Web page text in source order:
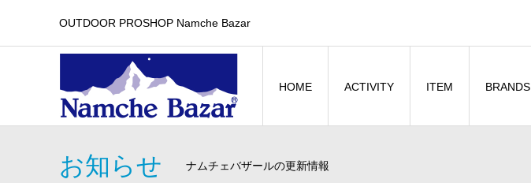
OUTDOOR PROSHOP Namche Bazar
HOME ACTIVITY ITEM BRANDS
お知らせ ナムチェバザールの更新情報